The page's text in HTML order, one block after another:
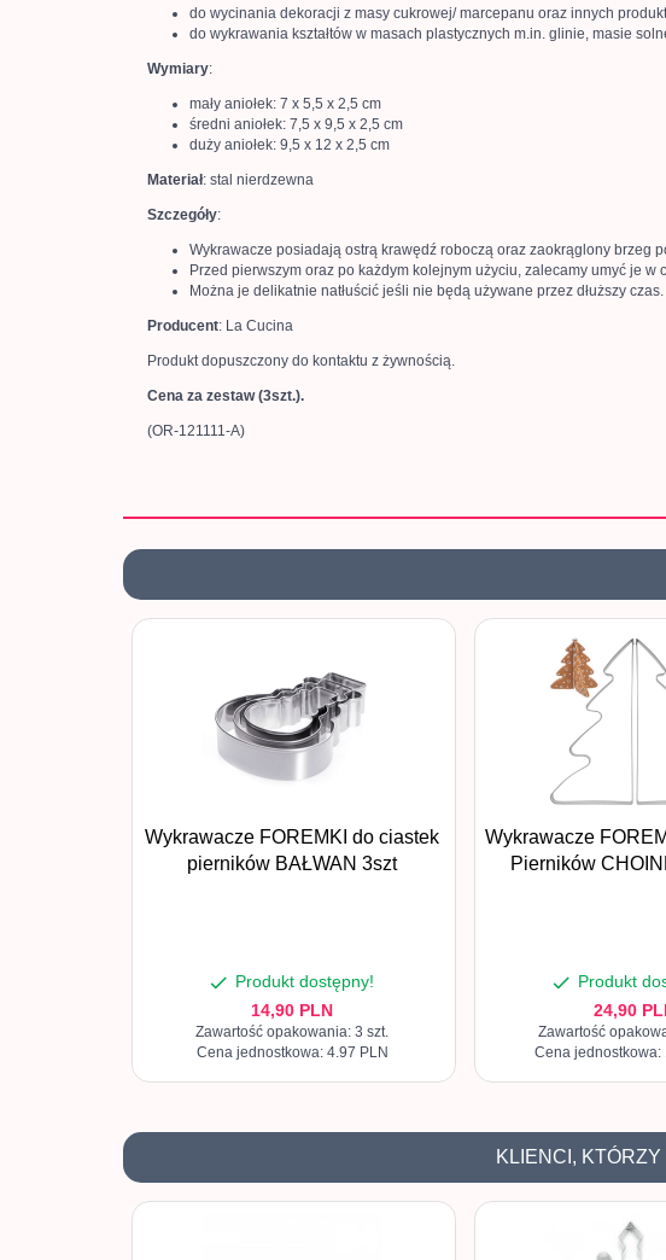
do wycinania dekoracji z masy cukrowej/ marcepanu oraz innych
do wykrawania kształtów w masach plastycznych m.in. glinie, masie
Wymiary:
mały aniołek: 7 x 5,5 x 2,5 cm
średni aniołek: 7,5 x 9,5 x 2,5 cm
duży aniołek: 9,5 x 12 x 2,5 cm
Materiał: stal nierdzewna
Szczegóły:
Wykrawacze posiadają ostrą krawędź roboczą oraz zaokrąglony brzeg
Przed pierwszym oraz po każdym kolejnym użyciu, zalecamy umyć je
Można je delikatnie natłuścić jeśli nie będą używane przez dłuższy czas.
Producent: La Cucina
Produkt dopuszczony do kontaktu z żywnością.
Cena za zestaw (3szt.).
(OR-121111-A)
Wykrawacze FOREMKI do ciastek
pierników BAŁWAN 3szt
Produkt dostępny!
14,90 PLN
Zawartość opakowania: 3 szt.
Cena jednostkowa: 4.97 PLN
Wykrawacze
Pierników
Produkt
24,90
Zawartość
Cena jednostkowa:
KLIENCI,